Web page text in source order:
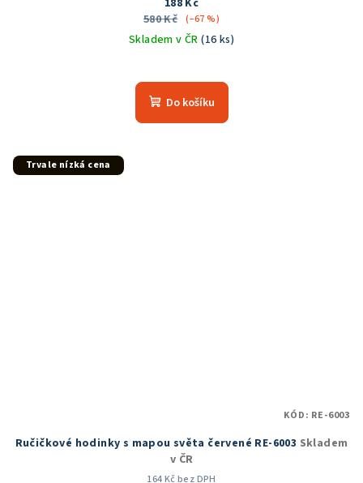
580 Kč (–67 %)
Skladem v ČR(16 ks)
hodnocení
produktu
Do košíku
Trvale nízká cena
Ručičkové hodinky s mapou světa červené RE-6003 Skladem
v ČR
164 Kč bez DPH
KÓD: RE-6003